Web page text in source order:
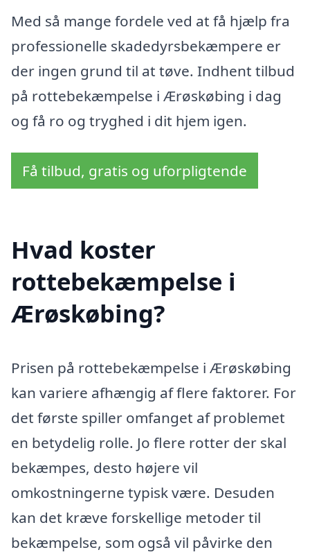
Med så mange fordele ved at få hjælp fra
professionelle skadedyrsbekæmpere er
der ingen grund til at tøve. Indhent tilbud
på rottebekæmpelse i Ærøskøbing i dag
og få ro og tryghed i dit hjem igen.
Få tilbud, gratis og uforpligtende
Hvad koster
rottebekæmpelse i
Ærøskøbing?
Prisen på rottebekæmpelse i Ærøskøbing
kan variere afhængig af flere faktorer. For
det første spiller omfanget af problemet
en betydelig rolle. Jo flere rotter der skal
bekæmpes, desto højere vil
omkostningerne typisk være. Desuden
kan det kræve forskellige metoder til
bekæmpelse, som også vil påvirke den